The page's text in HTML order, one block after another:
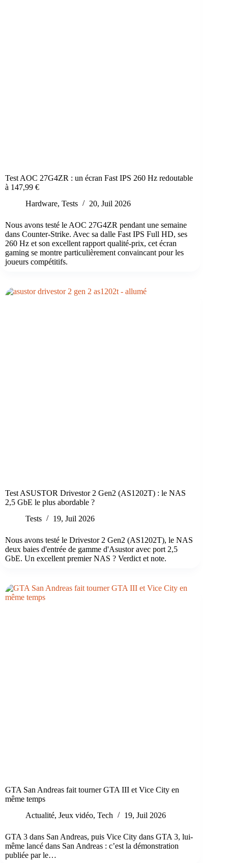
Test AOC 27G4ZR : un écran Fast IPS 260 Hz redoutable
à 147,99 €
Hardware, Tests 20, Juil 2026
Nous avons testé le AOC 27G4ZR pendant une semaine
dans Counter-Strike. Avec sa dalle Fast IPS Full HD, ses
260 Hz et son excellent rapport qualité-prix, cet écran
gaming se montre particulièrement convaincant pour les
joueurs compétitifs.
Test ASUSTOR Drivestor 2 Gen2 (AS1202T) : le NAS
2,5 GbE le plus abordable ?
Tests
19, Juil 2026
Nous avons testé le Drivestor 2 Gen2 (AS1202T), le NAS
deux baies d'entrée de gamme d'Asustor avec port 2,5
GbE. Un excellent premier NAS ? Verdict et note.
GTA San Andreas fait tourner GTA III et Vice City en
même temps
Actualité, Jeux vidéo, Tech 19, Juil 2026
GTA 3 dans San Andreas, puis Vice City dans GTA 3, lui-
même lancé dans San Andreas : c’est la démonstration
publiée par le…